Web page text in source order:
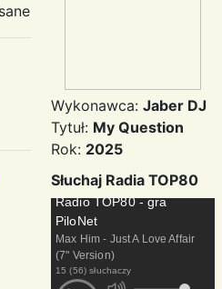
Wykonawca: Jaber DJ
Tytuł: My Question
Rok: 2025
Słuchaj Radia TOP80
Radio TOP80 - gra
PiloNet
Max Him - Just A Love Affair
(7" Version)
15 (56) słuchaczy